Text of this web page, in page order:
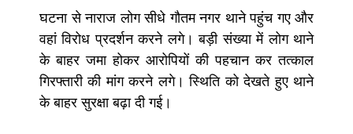
घटना से नाराज लोग सीधे गौतम नगर थाने पहुंच गए और
वहां विरोध प्रदर्शन करने लगे। बड़ी संख्या में लोग थाने
के बाहर जमा होकर आरोपियों की पहचान कर तत्काल
गिरफ्तारी की मांग करने लगे। स्थिति को देखते हुए थाने
के बाहर सुरक्षा बढ़ा दी गई।